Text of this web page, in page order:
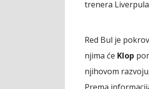
trenera
Red Bul je
njima će Klop
njihovom